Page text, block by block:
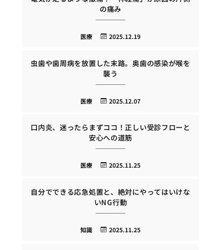
の痛み
2025.12.19
医療
虫歯や歯周病を放置した末路。奥歯の感染が喉を
襲う
2025.12.07
医療
口内炎、迷ったらまずココ！正しい受診フローと
安心への道筋
2025.11.25
医療
自分でできる応急処置と、絶対にやってはいけな
いNG行動
2025.11.25
知識